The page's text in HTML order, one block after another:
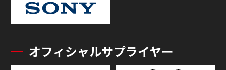
オフィシャルサプライヤー